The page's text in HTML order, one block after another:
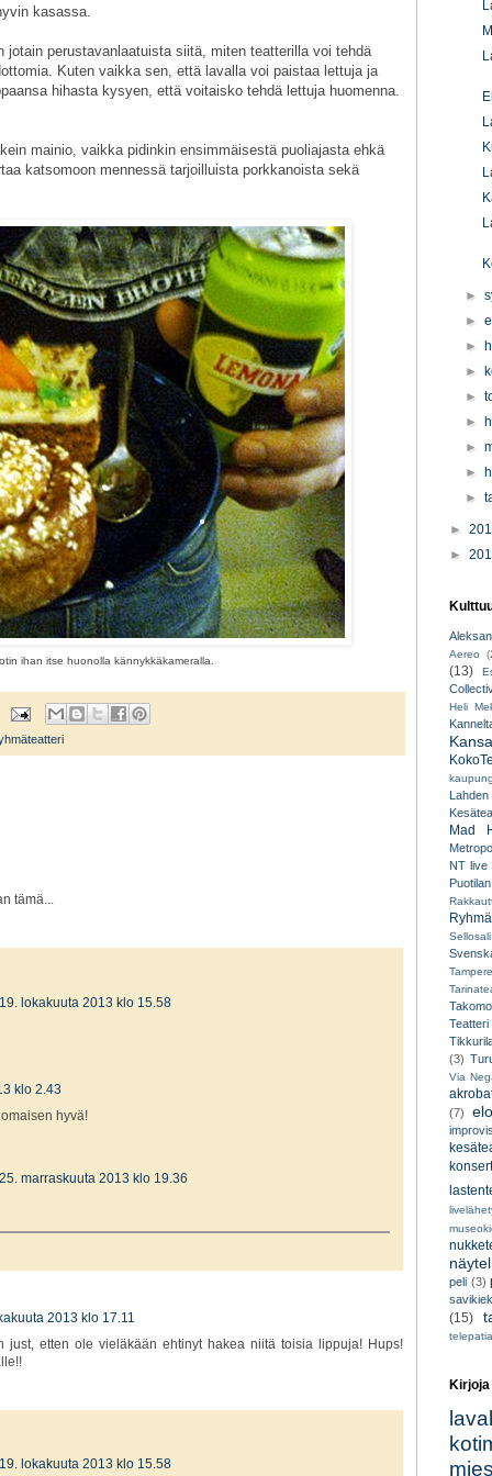
kasassa.
perustavanlaatuista siitä, miten teatterilla voi tehdä
Kuten vaikka sen, että lavalla voi paistaa lettuja ja
hihasta kysyen, että voitaisko tehdä lettuja huomenna.
mainio, vaikka pidinkin ensimmäisestä puoliajasta ehkä
katsomoon mennessä tarjoilluista porkkanoista sekä
ihan itse huonolla kännykkäkameralla.
tämä...
19. lokakuuta 2013 klo 15.58
klo 2.43
hyvä!
25. marraskuuta 2013 klo 19.36
2013 klo 17.11
just, etten ole vieläkään ehtinyt hakea niitä toisia lippuja! Hups!
19. lokakuuta 2013 klo 15.58
►
►
►
►
►
►
►
►
►
►
►
Aereo
(13)
Heli
Mad
NT live
Sellosali
Takomo
Teatteri
(3)
Via
(7)
peli (3)
(15)
telepatia